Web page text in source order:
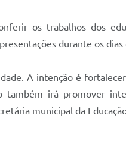
os trabalhos dos
durante os dias
A intenção é
também irá promover
municipal da